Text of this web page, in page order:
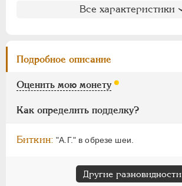
Литература и редкость
Уздеников: 0300 (черта)
Семёнов
Казаков: 702 (PR-R1)
Рейтинг по Казакову: 21
Все характеристики
Подробное описание
Оценить мою монету
Как определить подделку?
Биткин: "А.Г." в обрезе шеи.
Другие разновидности
Аффинажные слитки
ИНОСТРАННЫЕ 1768-1918